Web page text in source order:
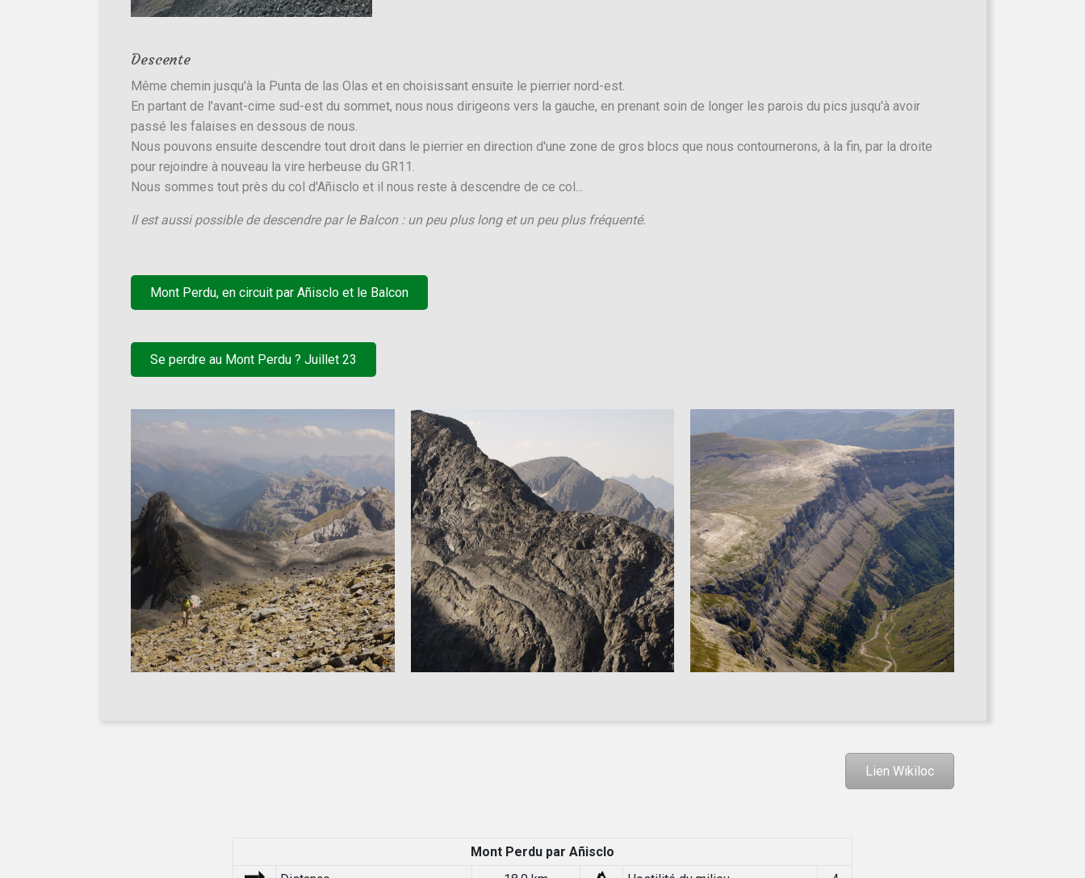
Descente
Même chemin jusqu'à la Punta de las Olas et en choisissant ensuite le pierrier nord-est.
En partant de l'avant-cime sud-est du sommet, nous nous dirigeons vers la gauche, en prenant soin de longer les parois du pics jusqu'à avoir
passé les falaises en dessous de nous.
Nous pouvons ensuite descendre tout droit dans le pierrier en direction d'une zone de gros blocs que nous contournerons, à la fin, par la droite
pour rejoindre à nouveau la vire herbeuse du GR11.
Nous sommes tout près du col d'Añisclo et il nous reste à descendre de ce col...
Il est aussi possible de descendre par le Balcon : un peu plus long et un peu plus fréquenté.
Mont Perdu, en circuit par Añisclo et le Balcon
Se perdre au Mont Perdu ? Juillet 23
Lien Wikiloc
Mont Perdu par Añisclo